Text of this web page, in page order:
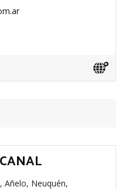
Añelo, Neuquén,